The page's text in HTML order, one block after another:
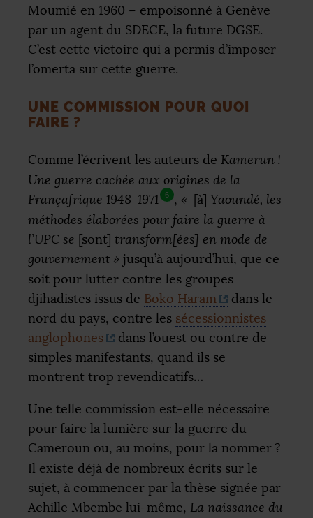
Moumié en 1960 – empoisonné à Genève
par un agent du SDECE, la future DGSE.
C’est cette victoire qui a permis d’imposer
l’omerta sur cette guerre.
UNE COMMISSION POUR QUOI
FAIRE ?
Comme l’écrivent les auteurs de Kamerun !
Une guerre cachée aux origines de la
Françafrique 1948-1971
6 , « [à] Yaoundé, les
méthodes élaborées pour faire la guerre à
l’UPC se [sont] transform[ées] en mode de
gouvernement » jusqu’à aujourd’hui, que ce
soit pour lutter contre les groupes
djihadistes issus de Boko Haram
dans le
nord du pays, contre les sécessionnistes
anglophones
dans l’ouest ou contre de
simples manifestants, quand ils se
montrent trop revendicatifs…
Une telle commission est-elle nécessaire
pour faire la lumière sur la guerre du
Cameroun ou, au moins, pour la nommer ?
Il existe déjà de nombreux écrits sur le
sujet, à commencer par la thèse signée par
Achille Mbembe lui-même, La naissance du